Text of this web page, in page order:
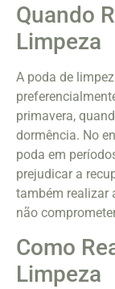
Quando
Limpeza
A poda de
primavera,
dormência. No
poda em
prejudicar a
também realizar
não
Como
Limpeza